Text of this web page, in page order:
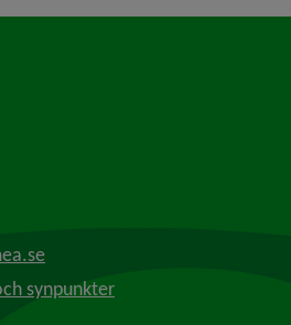
till annan webbplats, öppnas i nytt
synpunkter